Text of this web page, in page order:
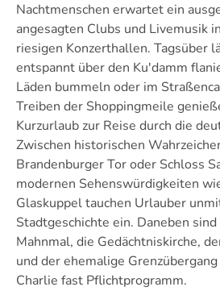
Nachtmenschen erwartet ein
angesagten Clubs und Livemusik
riesigen Konzerthallen. Tagsüber
entspannt über den Ku'damm
Läden bummeln oder im
Treiben der Shoppingmeile
Kurzurlaub zur Reise durch die
Zwischen historischen
Brandenburger Tor oder Schloss
modernen Sehenswürdigkeiten
Glaskuppel tauchen Urlauber
Stadtgeschichte ein. Daneben
Mahnmal, die Gedächtniskirche,
und der ehemalige
Charlie fast Pflichtprogramm.